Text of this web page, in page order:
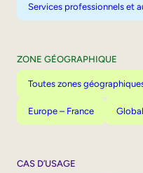
Services professionnels et
ZONE GÉOGRAPHIQUE
Toutes zones
Europe – France Global
CAS D’USAGE